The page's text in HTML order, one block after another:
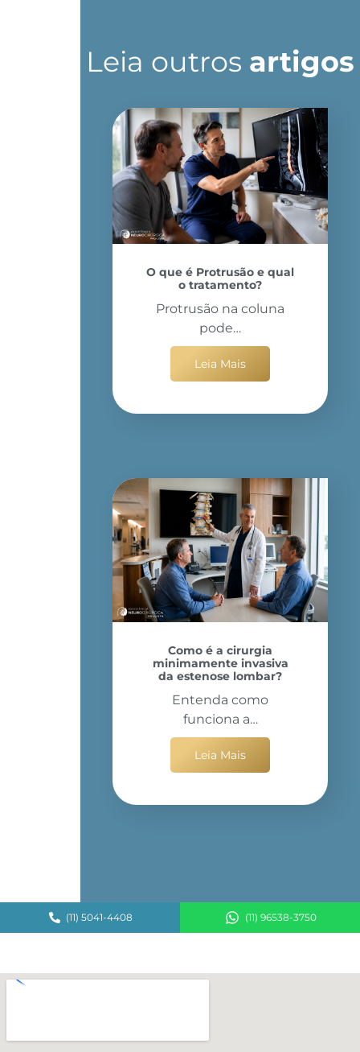
Leia outros artigos
O que é Protrusão e qual
o tratamento?
Protrusão na coluna
pode…
Leia Mais
Como é a cirurgia
minimamente invasiva
da estenose lombar?
Entenda como
funciona a…
Leia Mais
(11) 5041-4408 (11) 96538-3750